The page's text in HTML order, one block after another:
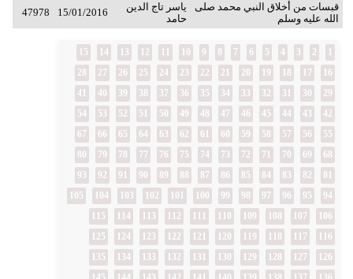
قبسات من أخلاق النبي محمد صلى
الله عليه وسلم
ياسر تاج الدين
حامد
15/01/2016
47978
2
3
4
5
6
7
8
9
12
13
14
15
16
17
18
19
20
21
22
23
24
25
26
27
28
29
30
31
32
33
34
35
36
37
38
39
40
41
42
43
44
45
46
47
48
49
50
51
52
53
54
55
56
57
58
59
60
61
62
63
64
65
66
67
68
69
70
71
72
73
74
75
76
77
78
79
80
81
82
83
84
85
86
87
88
89
90
91
92
93
94
95
96
97
98
99
102
103
104
105
106
107
108
109
112
113
114
115
116
117
118
119
120
121
122
123
124
125
126
127
128
129
130
131
132
133
134
135